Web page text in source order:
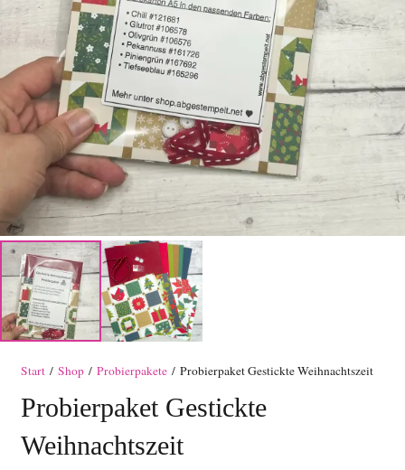
Start/ Shop/ Probierpakete/ Probierpaket Gestickte Weihnachtszeit
Probierpaket Gestickte
Weihnachtszeit